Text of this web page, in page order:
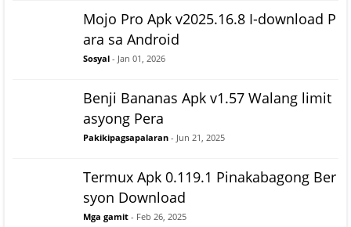
Mojo Pro Apk v2025.16.8 I-download P
ara sa Android
Sosyal - Jan 01, 2026
Benji Bananas Apk v1.57 Walang limit
asyong Pera
Pakikipagsapalaran - Jun 21, 2025
Termux Apk 0.119.1 Pinakabagong Ber
syon Download
Mga gamit - Feb 26, 2025